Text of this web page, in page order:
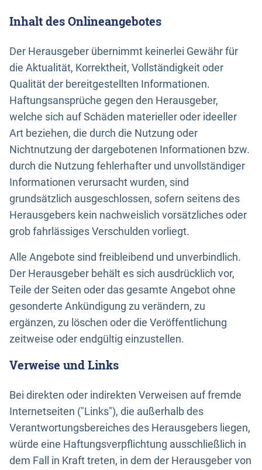
Inhalt des Onlineangebotes
Der Herausgeber übernimmt keinerlei Gewähr für
die Aktualität, Korrektheit, Vollständigkeit oder
Qualität der bereitgestellten Informationen.
Haftungsansprüche gegen den Herausgeber,
welche sich auf Schäden materieller oder ideeller
Art beziehen, die durch die Nutzung oder
Nichtnutzung der dargebotenen Informationen bzw.
durch die Nutzung fehlerhafter und unvollständiger
Informationen verursacht wurden, sind
grundsätzlich ausgeschlossen, sofern seitens des
Herausgebers kein nachweislich vorsätzliches oder
grob fahrlässiges Verschulden vorliegt.
Alle Angebote sind freibleibend und unverbindlich.
Der Herausgeber behält es sich ausdrücklich vor,
Teile der Seiten oder das gesamte Angebot ohne
gesonderte Ankündigung zu verändern, zu
ergänzen, zu löschen oder die Veröffentlichung
zeitweise oder endgültig einzustellen.
Verweise und Links
Bei direkten oder indirekten Verweisen auf fremde
Internetseiten ("Links"), die außerhalb des
Verantwortungsbereiches des Herausgebers liegen,
würde eine Haftungsverpflichtung ausschließlich in
dem Fall in Kraft treten, in dem der Herausgeber von